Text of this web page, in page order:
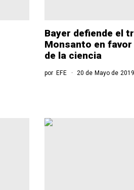
Bayer defiende el
Monsanto en favor
de la ciencia
porEFE 20 de Mayo de 2019